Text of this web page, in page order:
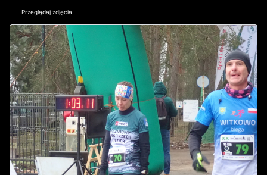
Przeglądaj zdjęcia